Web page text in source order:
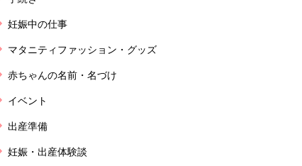
妊娠中の仕事
マタニティファッション・グッズ
赤ちゃんの名前・名づけ
イベント
出産準備
妊娠・出産体験談